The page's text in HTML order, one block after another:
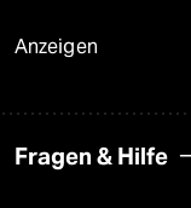
Anzeigen
Fragen & Hilfe